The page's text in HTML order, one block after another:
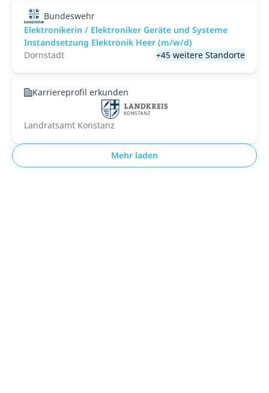
Bundeswehr
Elektronikerin / Elektroniker Geräte und Systeme
Instandsetzung Elektronik Heer (m/w/d)
Dornstadt
+45 weitere Standorte
Karriereprofil erkunden
Landratsamt Konstanz
Mehr laden